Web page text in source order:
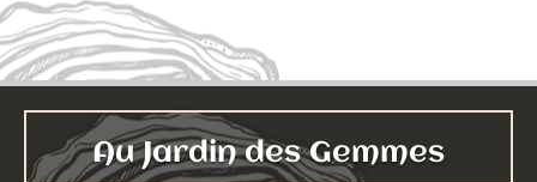
Au Jardin des Gemmes